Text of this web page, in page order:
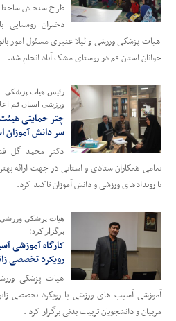
طرح سنجش ساختار
دختران روستایی
هیات پزشکی ورزشی و لیلا عنبری مسئول امور
جوانان استان قم در روستای مشک آباد انجام شد.
رئیس هیات پزشکی
ورزشی استان قم
چتر حمایتی
سر دانش آموزان
دکتر محمد گل
تمامی همکاران ستادی و استانی در جهت ارائه
با رویدادهای ورزشی و دانش آموزان تاکید کرد.
هیات پزشکی
برگزار کرد؛
کارگاه آموزشی
رویکرد تخصصی
هیات پزشکی
آموزشی آسیب های ورزشی با رویکرد تخصصی زانو
مربیان و دانشجویان تربیت بدنی برگزار کرد .